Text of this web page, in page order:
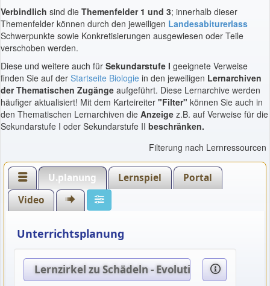
Verbindlich sind die Themenfelder 1 und 3; innerhalb dieser
Themenfelder können durch den jeweiligen Landesabiturerlass
Schwerpunkte sowie Konkretisierungen ausgewiesen oder Teile
verschoben werden.
Diese und weitere auch für Sekundarstufe I geeignete Verweise
finden Sie auf der Startseite Biologie in den jeweiligen Lernarchiven
der Thematischen Zugänge aufgeführt. Diese Lernarchive werden
häufiger aktualisiert! Mit dem Karteireiter "Filter" können Sie auch in
den Thematischen Lernarchiven die Anzeige z.B. auf Verweise für die
Sekundarstufe I oder Sekundarstufe II beschränken.
Filterung nach Lernressourcen
U.planung Lernspiel
Portal
Video
Unterrichtsplanung
Lernzirkel zu Schädeln - Evolution des